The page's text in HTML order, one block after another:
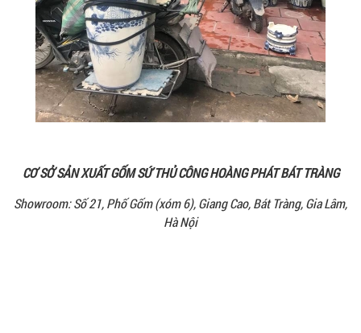
CƠ SỞ SẢN XUẤT GỐM SỨ THỦ CÔNG HOÀNG PHÁT BÁT TRÀNG
Showroom: Số 21, Phố Gốm (xóm 6), Giang Cao, Bát Tràng, Gia Lâm,
Hà Nội